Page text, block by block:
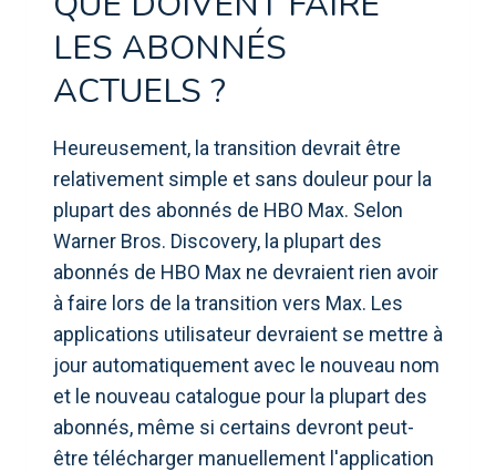
LES ABONNÉS
ACTUELS ?
Heureusement, la transition devrait être
relativement simple et sans douleur pour la
plupart des abonnés de HBO Max. Selon
Warner Bros. Discovery, la plupart des
abonnés de HBO Max ne devraient rien avoir
à faire lors de la transition vers Max. Les
applications utilisateur devraient se mettre à
jour automatiquement avec le nouveau nom
et le nouveau catalogue pour la plupart des
abonnés, même si certains devront peut-
être télécharger manuellement l'application